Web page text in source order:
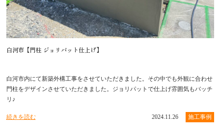
白河市【門柱 ジョリパット仕上げ】
白河市内にて新築外構工事をさせていただきました。その中でも外観に合わせ
門柱をデザインさせていただきました。ジョリパットで仕上げ雰囲気もバッチ
リ♪
続きを読む 2024.11.26 施工事例